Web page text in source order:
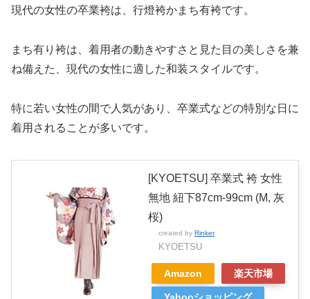
現代の女性の卒業袴は、行燈袴かまち有袴です。
まち有り袴は、着用者の動きやすさと見た目の美しさを兼
ね備えた、現代の女性に適した和装スタイルです。
特に若い女性の間で人気があり、卒業式などの特別な日に
着用されることが多いです。
[KYOETSU] 卒業式 袴 女性
無地 紐下87cm-99cm (M, 灰
桜)
created by Rinker
KYOETSU
Amazon 楽天市場